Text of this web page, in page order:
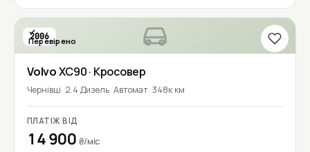
2006
Перевірено
VolvoXC90· Кросовер
Чернівці 2.4 Дизель Автомат 348к км
ПЛАТІЖ ВІД
14 900 ₴/міс